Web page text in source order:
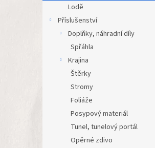
Lodě
Příslušenství
Doplňky, náhradní díly
Spřáhla
Krajina
Štěrky
Stromy
Foliáže
Posypový materiál
Tunel, tunelový portál
Opěrné zdivo